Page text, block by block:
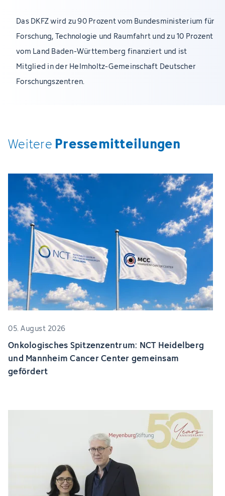
Das DKFZ wird zu 90 Prozent vom Bundesministerium für
Forschung, Technologie und Raumfahrt und zu 10 Prozent
vom Land Baden-Württemberg finanziert und ist
Mitglied in der Helmholtz-Gemeinschaft Deutscher
Forschungszentren.
Weitere Pressemitteilungen
05. August 2026
Onkologisches Spitzenzentrum: NCT Heidelberg
und Mannheim Cancer Center gemeinsam
gefördert